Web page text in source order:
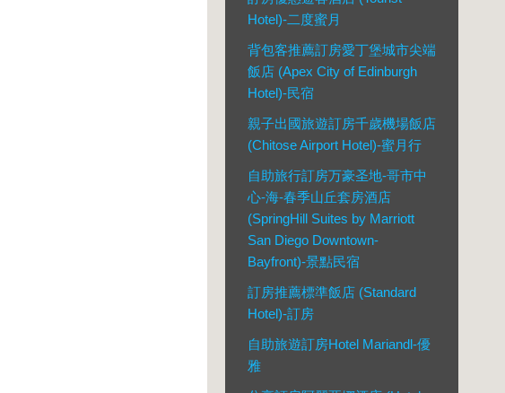
Hotel)-二度蜜月
背包客推薦訂房愛丁堡城市尖端
飯店 (Apex City of Edinburgh
Hotel)-民宿
親子出國旅遊訂房千歲機場飯店
(Chitose Airport Hotel)-蜜月行
自助旅行訂房万豪圣地-哥市中
心-海-春季山丘套房酒店
(SpringHill Suites by Marriott
San Diego Downtown-
Bayfront)-景點民宿
訂房推薦標準飯店 (Standard
Hotel)-訂房
自助旅遊訂房Hotel Mariandl-優
雅